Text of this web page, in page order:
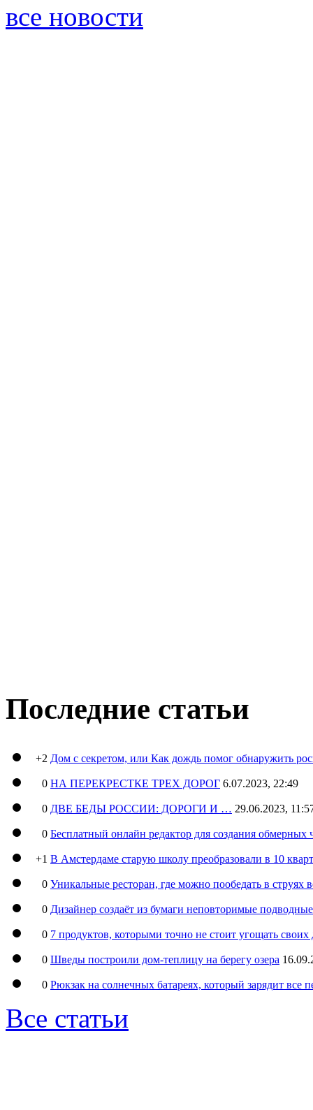
все новости
Последние статьи
+2 Дом с секретом, или Как дождь помог обнаружить
0 НА ПЕРЕКРЕСТКЕ ТРЕХ ДОРОГ 6.07.2023, 22:49
0 ДВЕ БЕДЫ РОССИИ: ДОРОГИ И … 29.06.2023,
0 Бесплатный онлайн редактор для создания обмерных
+1 В Амстердаме старую школу преобразовали в 10
0 Уникальные ресторан, где можно пообедать в струях
0 Дизайнер создаёт из бумаги неповторимые
0 7 продуктов, которыми точно не стоит угощать
0 Шведы построили дом-теплицу на берегу озера
0 Рюкзак на солнечных батареях, который зарядит все
Все статьи